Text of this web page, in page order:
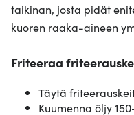
taikinan, josta pidät
kuoren raaka-aineen
Friteeraa
Täytä
Kuumenna öljy